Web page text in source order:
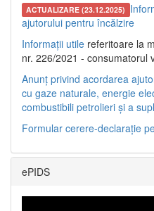
ACTUALIZARE (23.12.2025)
ajutorului pentru încălzire
Informații utile referitoare la
nr. 226/2021 - consumatorul
Anunț privind acordarea
cu gaze naturale, energie
combustibili petrolieri și a
Formular cerere-declarație
ePIDS